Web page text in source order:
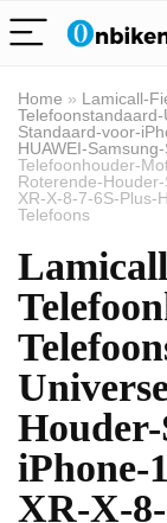
Home » Lamicall-
Standaard-voor-
HUAWEI-
Telefoonhouder-
Roterende-
XR-X-8-7-6S-Plus-
Telefoons
iPhone-
XR-X-